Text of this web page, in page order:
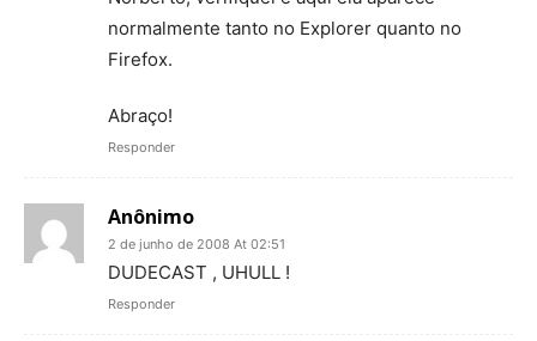
normalmente tanto no Explorer quanto no
Firefox.
Abraço!
Responder
Anônimo
2 de junho de 2008 At 02:51
DUDECAST , UHULL !
Responder